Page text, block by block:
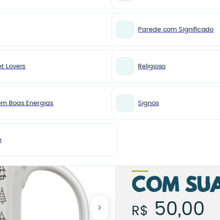
Parede com Significado
Lovers Religioso
Boas Energias Signos
Caneca
Com
R$ 50,00